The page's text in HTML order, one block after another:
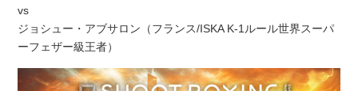
vs
ジョシュー・アブサロン（フランス/ISKA K-1ルール世界スーパ
ーフェザー級王者）